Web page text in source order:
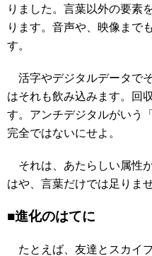
りました。言葉以外の要素
ります。音声や、映像まで
す。
活字やデジタルデータで
はそれも飲み込みます。回
す。アンチデジタルがいう
完全ではないにせよ。
それは、あたらしい属性
はや、言葉だけでは足りませ
■進化のはてに
たとえば、友達とスカイ